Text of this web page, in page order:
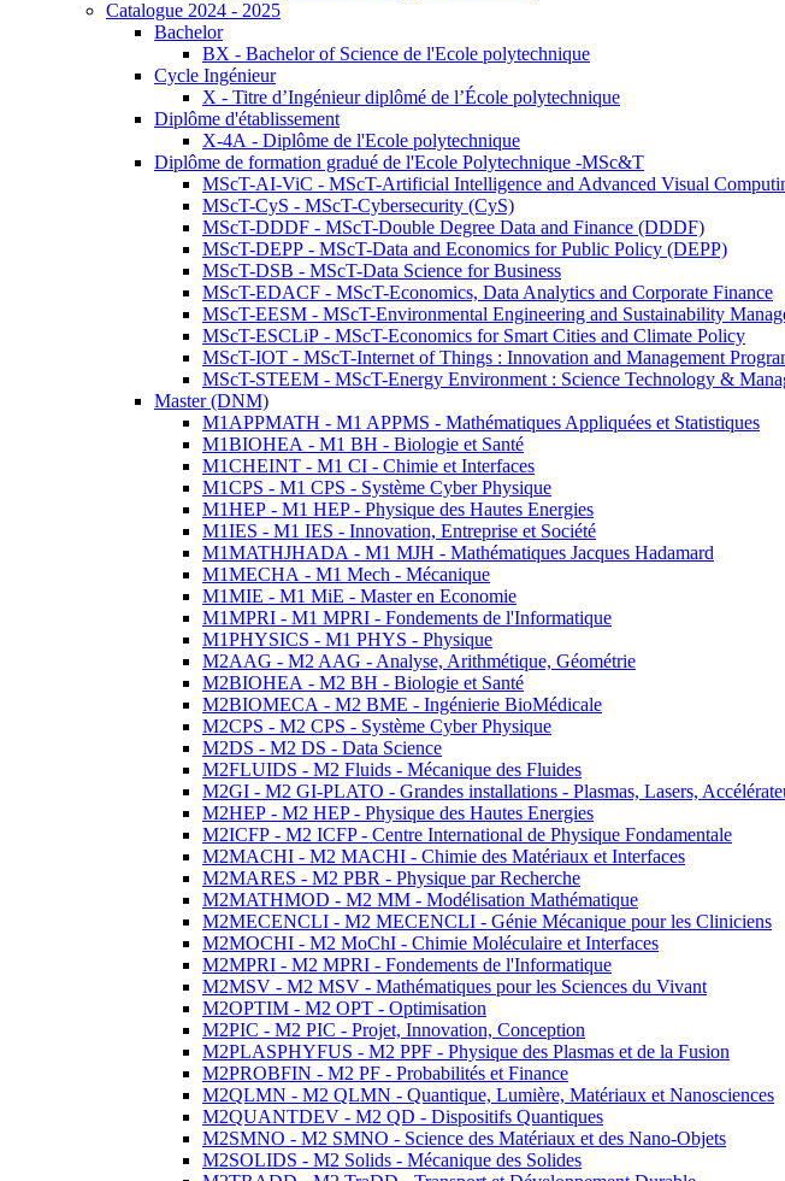
Catalogue 2024 - 2025
Bachelor
BX - Bachelor of Science de l'Ecole polytechnique
Cycle Ingénieur
X - Titre d’Ingénieur diplômé de l’École polytechnique
Diplôme d'établissement
X-4A - Diplôme de l'Ecole polytechnique
Diplôme de formation gradué de l'Ecole Polytechnique -MSc&T
MScT-AI-ViC - MScT-Artificial Intelligence and Advanced Visual
MScT-CyS - MScT-Cybersecurity (CyS)
MScT-DDDF - MScT-Double Degree Data and Finance (DDDF)
MScT-DEPP - MScT-Data and Economics for Public Policy (DEPP)
MScT-DSB - MScT-Data Science for Business
MScT-EDACF - MScT-Economics, Data Analytics and Corporate Finance
MScT-EESM - MScT-Environmental Engineering and Sustainability
MScT-ESCLiP - MScT-Economics for Smart Cities and Climate Policy
MScT-IOT - MScT-Internet of Things : Innovation and Management
MScT-STEEM - MScT-Energy Environment : Science Technology &
Master (DNM)
M1APPMATH - M1 APPMS - Mathématiques Appliquées et Statistiques
M1BIOHEA - M1 BH - Biologie et Santé
M1CHEINT - M1 CI - Chimie et Interfaces
M1CPS - M1 CPS - Système Cyber Physique
M1HEP - M1 HEP - Physique des Hautes Energies
M1IES - M1 IES - Innovation, Entreprise et Société
M1MATHJHADA - M1 MJH - Mathématiques Jacques Hadamard
M1MECHA - M1 Mech - Mécanique
M1MIE - M1 MiE - Master en Economie
M1MPRI - M1 MPRI - Fondements de l'Informatique
M1PHYSICS - M1 PHYS - Physique
M2AAG - M2 AAG - Analyse, Arithmétique, Géométrie
M2BIOHEA - M2 BH - Biologie et Santé
M2BIOMECA - M2 BME - Ingénierie BioMédicale
M2CPS - M2 CPS - Système Cyber Physique
M2DS - M2 DS - Data Science
M2FLUIDS - M2 Fluids - Mécanique des Fluides
M2GI - M2 GI-PLATO - Grandes installations - Plasmas, Lasers,
M2HEP - M2 HEP - Physique des Hautes Energies
M2ICFP - M2 ICFP - Centre International de Physique Fondamentale
M2MACHI - M2 MACHI - Chimie des Matériaux et Interfaces
M2MARES - M2 PBR - Physique par Recherche
M2MATHMOD - M2 MM - Modélisation Mathématique
M2MECENCLI - M2 MECENCLI - Génie Mécanique pour les Cliniciens
M2MOCHI - M2 MoChI - Chimie Moléculaire et Interfaces
M2MPRI - M2 MPRI - Fondements de l'Informatique
M2MSV - M2 MSV - Mathématiques pour les Sciences du Vivant
M2OPTIM - M2 OPT - Optimisation
M2PIC - M2 PIC - Projet, Innovation, Conception
M2PLASPHYFUS - M2 PPF - Physique des Plasmas et de la Fusion
M2PROBFIN - M2 PF - Probabilités et Finance
M2QLMN - M2 QLMN - Quantique, Lumière, Matériaux et Nanosciences
M2QUANTDEV - M2 QD - Dispositifs Quantiques
M2SMNO - M2 SMNO - Science des Matériaux et des Nano-Objets
M2SOLIDS - M2 Solids - Mécanique des Solides